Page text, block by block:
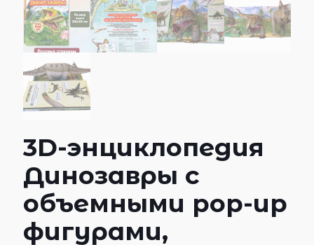
3D-энциклопедия
Динозавры с
объемными pop-up
фигурами,